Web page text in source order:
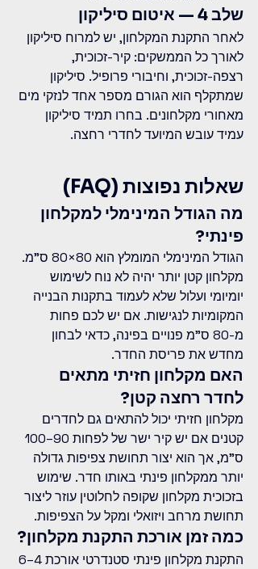
שלב 4 — איטום סיליקון
לאחר התקנת המקלחון, יש למרוח סיליקון
לאורך כל הממשקים: קיר-זכוכית,
רצפה-זכוכית, וחיבורי פרופיל. סיליקון
שמתקלף הוא הגורם מספר אחד לנזקי מים
מאחורי מקלחונים. בחרו תמיד סיליקון
עמיד עובש המיועד לחדרי רחצה.
שאלות נפוצות (FAQ)
מה הגודל המינימלי למקלחון
פינתי?
הגודל המינימלי המומלץ הוא 80×80 ס"מ.
מקלחון קטן יותר יהיה לא נוח לשימוש
יומיומי ועלול שלא לעמוד בתקנות הבנייה
המקומיות לנגישות. אם יש לכם פחות
מ-80 ס"מ פנויים בפינה, כדאי לבחון
מחדש את פריסת החדר.
האם מקלחון חזיתי מתאים
לחדר רחצה קטן?
מקלחון חזיתי יכול להתאים גם לחדרים
ס"מ, אך הוא יצור תחושת צפיפות גדולה
יותר ממקלחון פינתי באותו חדר. שימוש
בזכוכית מקלחון שקופה לחלוטין עוזר ליצור
תחושת מרחב ויזואלי ומקל על הצפיפות.
כמה זמן אורכת התקנת מקלחון?